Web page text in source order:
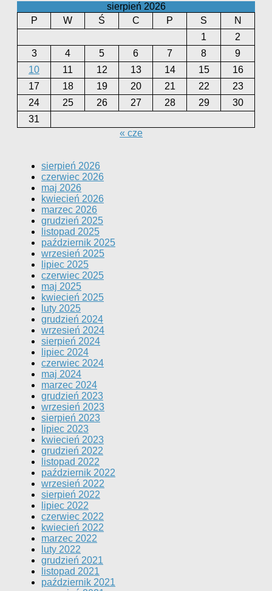
sierpień 2026
P
W Ś C P S
N
1
2
3
4 5 6 7 8
9
10
11 12 13 14 15
16
17
18 19 20 21 22
23
24
25 26 27 28 29
30
31
« cze
sierpień 2026
czerwiec 2026
maj 2026
kwiecień 2026
marzec 2026
grudzień 2025
listopad 2025
październik 2025
wrzesień 2025
lipiec 2025
czerwiec 2025
maj 2025
kwiecień 2025
luty 2025
grudzień 2024
wrzesień 2024
sierpień 2024
lipiec 2024
czerwiec 2024
maj 2024
marzec 2024
grudzień 2023
wrzesień 2023
sierpień 2023
lipiec 2023
kwiecień 2023
grudzień 2022
listopad 2022
październik 2022
wrzesień 2022
sierpień 2022
lipiec 2022
czerwiec 2022
kwiecień 2022
marzec 2022
luty 2022
grudzień 2021
listopad 2021
październik 2021